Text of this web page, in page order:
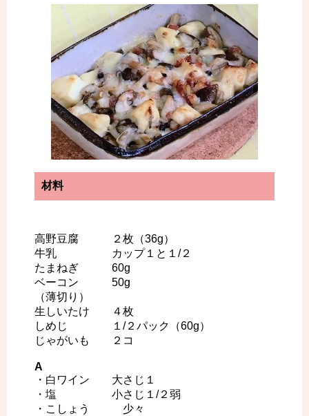
材料
高野豆腐 ２枚（36g）
牛乳 カップ１と１/２
たまねぎ 60g
ベーコン 50g
（薄切り）
生しいたけ ４枚
しめじ １/２パック（60g）
じゃがいも ２コ
A
・白ワイン 大さじ１
・塩 小さじ１/２弱
・こしょう 少々